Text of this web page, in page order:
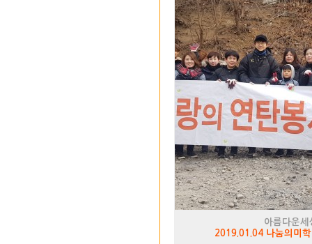
아름다운세
2019.01.04 나눔의미